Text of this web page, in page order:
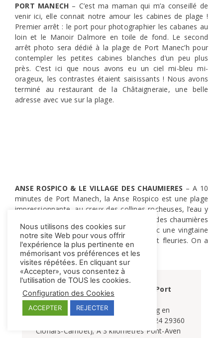
PORT MANECH – C’est ma maman qui m’a conseillé de
venir ici, elle connait notre amour les cabines de plage !
Premier arrêt : le port pour photographier les cabanes au
loin et le Manoir Dalmore en toile de fond. Le second
arrêt photo sera dédié à la plage de Port Manec’h pour
contempler les petites cabines blanches d’un peu plus
près. C’est ici que nous avons eu un ciel mi-bleu mi-
orageux, les contrastes étaient saisissants ! Nous avons
terminé au restaurant de la Châtaigneraie, une belle
adresse avec vue sur la plage.
ANSE ROSPICO & LE VILLAGE DES CHAUMIERES – A 10
minutes de Port Manech, la Anse Rospico est une plage
impressionnante, au creux des collines rocheuses, l’eau y
est turquoise ! Un peu plus loin, le village des chaumières
de Kersacöet est une rue touristique avec une vingtaine
de maisons aux toits de chaume, joliment fleuries. On a
l’impression d’être chez Astérix !
Nos petites adresses autour de Port
Manec'h
SPOTS PARK 4 NIGHT
- Petit parking en
pleine nature proche de Doëlan (D224 29360
Clohars-Carnoët); A 3 kilomètres Pont-Aven
Nous utilisons des cookies sur
notre site Web pour vous offrir
l'expérience la plus pertinente en
mémorisant vos préférences et les
visites répétées. En cliquant sur
«Accepter», vous consentez à
l'utilisation de TOUS les cookies.
Configuration des Cookies
ACCEPTER REJECTER